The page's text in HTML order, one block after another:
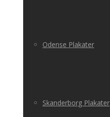
Odense Plakater
Skanderborg Plakater